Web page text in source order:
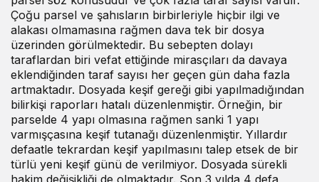
Çoğu parsel ve şahısların birbirleriyle hiçbir ilgi ve
alakası olmamasına rağmen dava tek bir dosya
üzerinden görülmektedir. Bu sebepten dolayı
taraflardan biri vefat ettiğinde mirasçıları da davaya
eklendiğinden taraf sayısı her geçen gün daha fazla
artmaktadır. Dosyada keşif gereği gibi yapılmadığından
bilirkişi raporları hatalı düzenlenmiştir. Örneğin, bir
parselde 4 yapı olmasına rağmen sanki 1 yapı
varmışçasına keşif tutanağı düzenlenmiştir. Yıllardır
defaatle tekrardan keşif yapılmasını talep etsek de bir
türlü yeni keşif günü de verilmiyor. Dosyada sürekli